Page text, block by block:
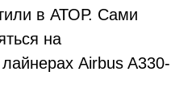
в АТОР. Сами
на
Airbus A330-